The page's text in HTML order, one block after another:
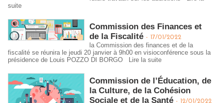
suite
Commission des Finances et
de la Fiscalité - 17/01/2022
la Commission des finances et de la
fiscalité se réunira le jeudi 20 janvier à 9h00 en visioconférence sous la
présidence de Louis POZZO DI BORGO
Lire la suite
Commission de l’Éducation, de
la Culture, de la Cohésion
Sociale et de la Santé - 12/01/2022